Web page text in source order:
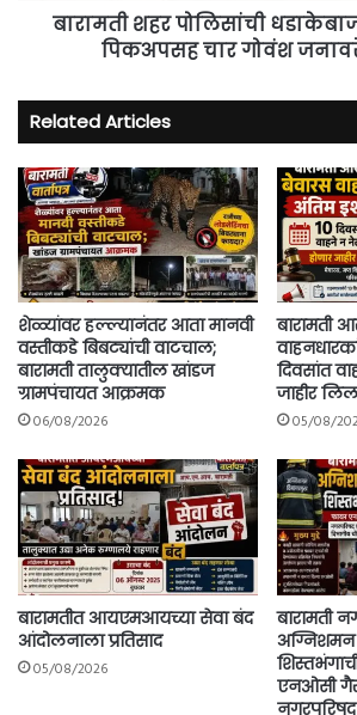
बारामती शहर पोलिसांची
पिकअपसह चार गोवंश
Related Articles
शेळ्यांवर हल्ल्यानंतर आता मानवी
वस्तीकडे बिबट्यांची वाटचाल;
बारामती तालुक्यातील खांडज
ग्रामपंचायत आक्रमक
06/08/2026
बारामती
दिवसांत
जाहीर
05/08/
बारामतीत आयएमआयच्या सेवा बंद
आंदोलनाला प्रतिसाद
05/08/2026
बारामती
अग्निशमन
एनओसी